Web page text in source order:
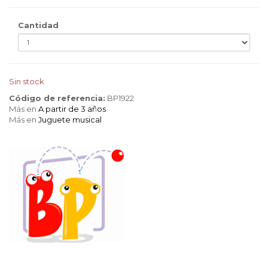
Cantidad
Sin stock
Código de referencia: BP1922
Más en A partir de 3 años
Más en Juguete musical